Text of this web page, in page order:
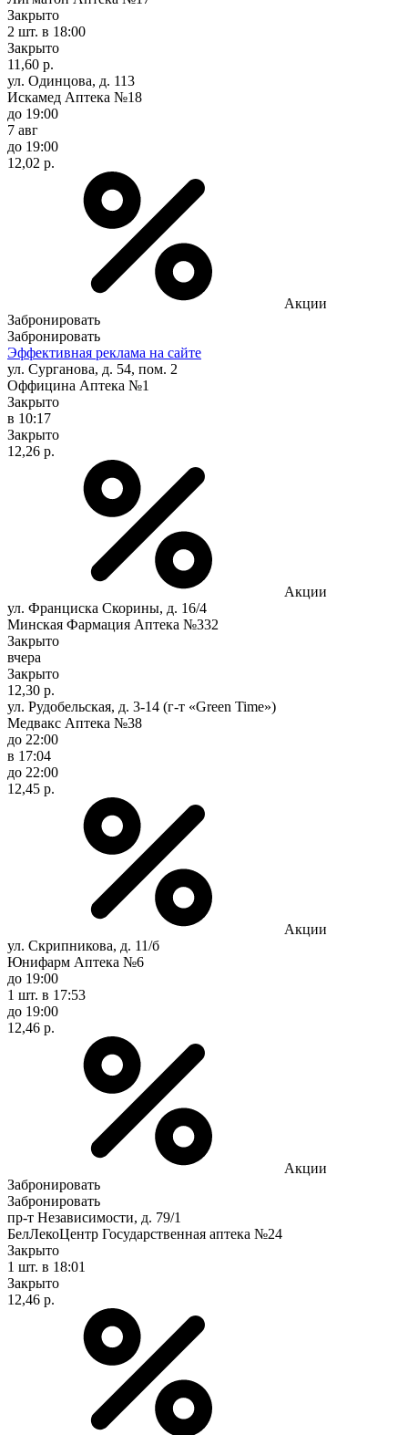
Закрыто
2 шт. в 18:00
Закрыто
11,60 р.
ул. Одинцова, д. 113
Искамед Аптека №18
до 19:00
7 авг
до 19:00
12,02 р.
Акции
Забронировать
Забронировать
Эффективная реклама на сайте
ул. Сурганова, д. 54, пом. 2
Оффицина Аптека №1
Закрыто
в 10:17
Закрыто
12,26 р.
Акции
ул. Франциска Скорины, д. 16/4
Минская Фармация Аптека №332
Закрыто
вчера
Закрыто
12,30 р.
ул. Рудобельская, д. 3-14 (г-т «Green Time»)
Медвакс Аптека №38
до 22:00
в 17:04
до 22:00
12,45 р.
Акции
ул. Скрипникова, д. 11/б
Юнифарм Аптека №6
до 19:00
1 шт. в 17:53
до 19:00
12,46 р.
Акции
Забронировать
Забронировать
пр-т Независимости, д. 79/1
БелЛекоЦентр Государственная аптека №24
Закрыто
1 шт. в 18:01
Закрыто
12,46 р.